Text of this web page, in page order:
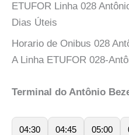
ETUFOR Linha 028
Dias Úteis
Horario de Onibus 028
A Linha ETUFOR 028-
Terminal do Antônio
04:30 04:45 05:00